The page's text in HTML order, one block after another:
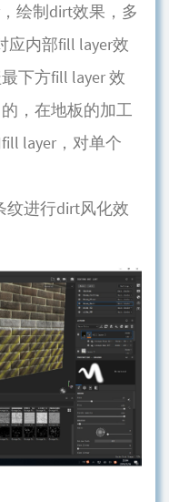
绘制dirt效果，多
应内部fill layer效
下方fill layer 效
，在地板的加工
layer，对单个
纹进行dirt风化效